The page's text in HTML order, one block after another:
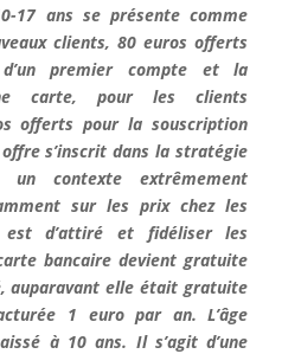
17 ans se présente comme
clients, 80 euros offerts
d’un premier compte et la
carte, pour les clients
offerts pour la souscription
s’inscrit dans la stratégie
contexte extrêmement
sur les prix chez les
est d’attiré et fidéliser les
bancaire devient gratuite
auparavant elle était gratuite
1 euro par an. L’âge
à 10 ans. Il s’agit d’une